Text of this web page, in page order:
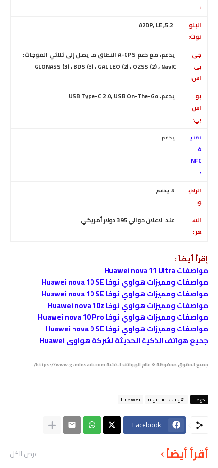
:
البلو
توث:
جى
بى
اس:
يدعم، مع دعم A-GPS النطاق ما يصل إلى ثلاثي الموجات:
GLONASS (3) ، BDS (3) ، GALILEO (2) ، QZSS (2) ، NavIC
يو
اس
بي:
يدعم، USB Type-C 2.0, USB On-The-Go
تقني
ة
NFC
:
يدعم
الرادي
و:
لا يدعم
الس
عر :
عند الاعلان حوالي 395 دولار أمريكي
إقرأ أيضاً :
مواصفات Huawei nova 11 Ultra
مواصفات ومميزات هواوي نوفا Huawei nova 10 SE
مواصفات ومميزات هواوي نوفا Huawei nova 10 SE
مواصفات ومميزات هواوي نوفا Huawei nova 10z
مواصفات ومميزات هواوي نوفا Huawei nova 10 Pro
مواصفات ومميزات هواوي نوفا Huawei nova 9 SE
جميع هواتف الذكية الحديثة لشركة هواوى Huawei
جميع الحقوق محفوظة © عالم الهواتف الذكية https://www.gsminsark.com/.
Tags هواتف محمولة Huawei
Facebook
أقرأ أيضاً عرض الكل